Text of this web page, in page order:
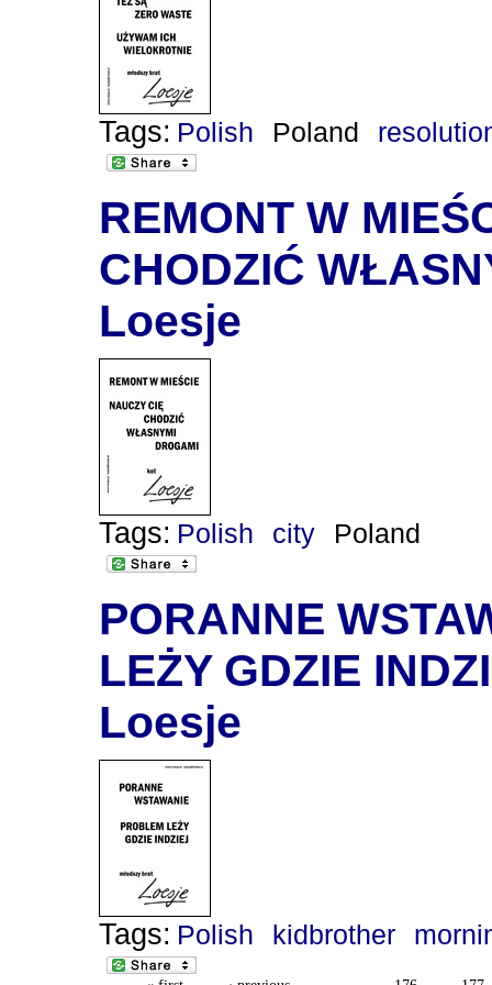
Tags: Polish Poland
REMONT W
CHODZIĆ
Loesje
Tags: Polish city Poland
PORANNE
LEŻY GDZIE
Loesje
Tags: Polish kidbrother